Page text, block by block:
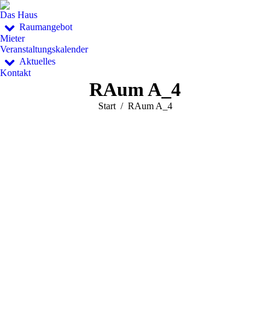
Das Haus
Raumangebot
Mieter
Veranstaltungskalender
Aktuelles
Kontakt
RAum A_4
Sie befinden sich hier:
Start RAum A_4